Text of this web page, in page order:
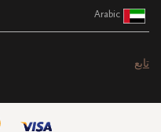
Arabic
تابع